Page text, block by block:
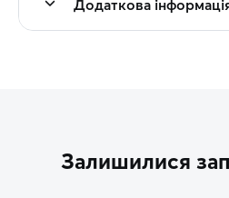
Додаткова
Залишилися